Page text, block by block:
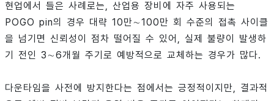
현업에서 들은 사례로는, 산업용 장비에 자주 사용되는
POGO pin의 경우 대략 10만∼100만 회 수준의 접촉 사이클
을 넘기면 신뢰성이 점차 떨어질 수 있어, 실제 불량이 발생하
기 전인 3∼6개월 주기로 예방적으로 교체하는 경우가 많다.
다운타임을 사전에 방지한다는 점에서는 긍정적이지만, 결과적